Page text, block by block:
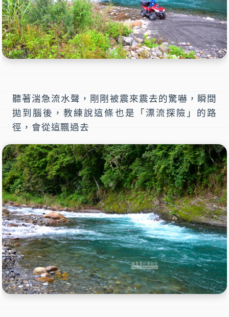
聽著湍急流水聲，剛剛被震來震去的驚嚇，瞬間
拋到腦後，教練說這條也是「漂流探險」的路
徑，會從這飄過去